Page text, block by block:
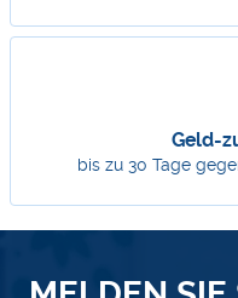
Geld-
bis zu 30 Tage